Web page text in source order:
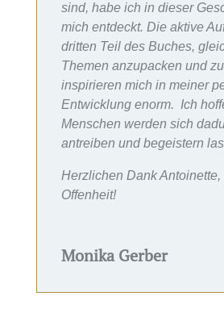
sind, habe ich in dieser
mich entdeckt. Die aktive
dritten Teil des Buches,
Themen anzupacken und
inspirieren mich in meiner
Entwicklung enorm. Ich
Menschen werden sich
antreiben und begeistern
Herzlichen Dank Antoinette,
Offenheit!
Monika Gerber